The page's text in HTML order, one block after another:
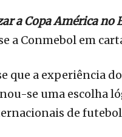
a Copa América
a Conmebol em
que a experiência
se uma escolha
de